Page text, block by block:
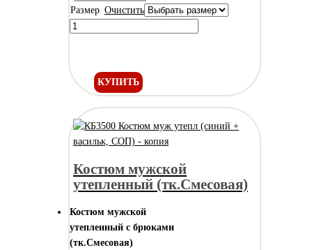
Размер Очистить
КУПИТЬ
Костюм мужской
утепленный (тк.Смесовая)
Костюм мужской
утепленный с брюками
(тк.Смесовая)